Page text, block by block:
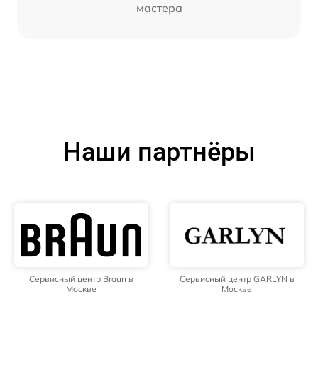
мастера
Наши партнёры
Сервисный центр Braun в
Москве
Сервисный центр GARLYN в
Москве